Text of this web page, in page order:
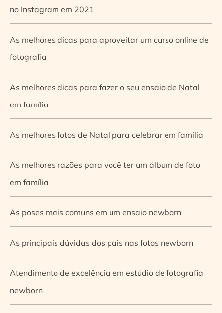
no Instagram em 2021
As melhores dicas para aproveitar um curso online de
fotografia
As melhores dicas para fazer o seu ensaio de Natal
em família
As melhores fotos de Natal para celebrar em família
As melhores razões para você ter um álbum de foto
em família
As poses mais comuns em um ensaio newborn
As principais dúvidas dos pais nas fotos newborn
Atendimento de excelência em estúdio de fotografia
newborn